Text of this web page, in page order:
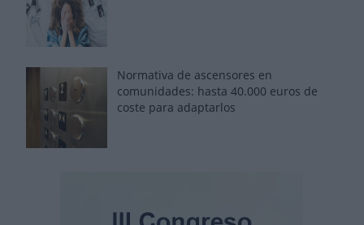
Normativa de ascensores en
comunidades: hasta 40.000 euros de
coste para adaptarlos